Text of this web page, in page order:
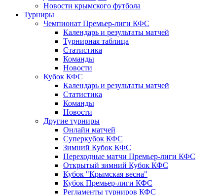
Новости крымского футбола
Турниры
Чемпионат Премьер-лиги КФС
Календарь и результаты матчей
Турнирная таблица
Статистика
Команды
Новости
Кубок КФС
Календарь и результаты матчей
Статистика
Команды
Новости
Другие турниры
Онлайн матчей
Суперкубок КФС
Зимний Кубок КФС
Переходные матчи Премьер-лиги КФС
Открытый зимний Кубок КФС
Кубок "Крымская весна"
Кубок Премьер-лиги КФС
Регламенты турниров КФС